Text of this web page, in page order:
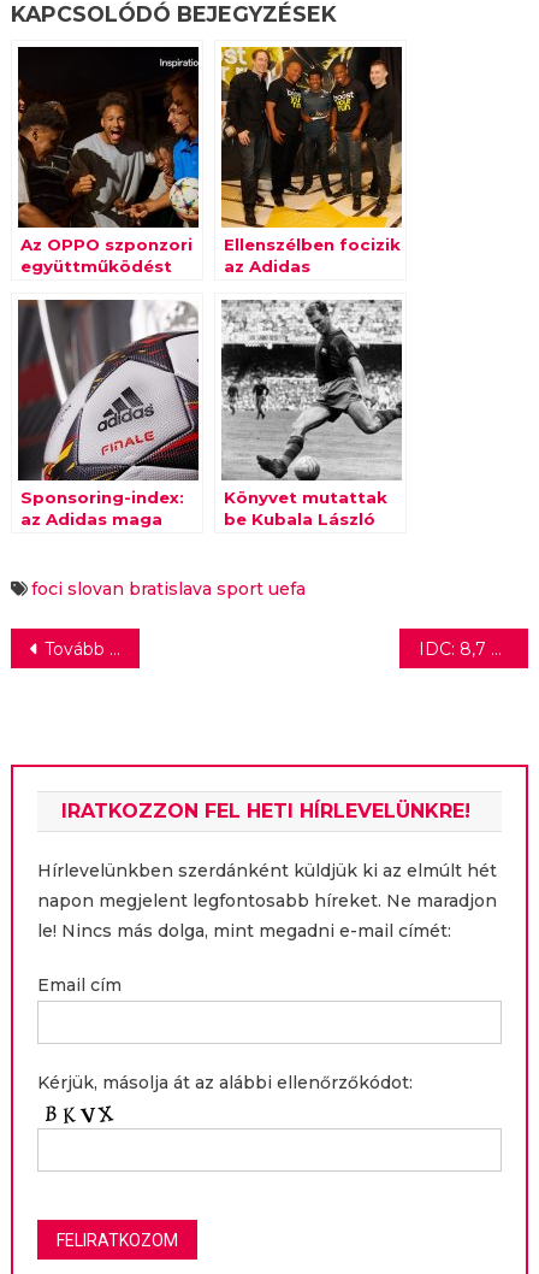
KAPCSOLÓDÓ BEJEGYZÉSEK
Az OPPO szponzori
együttműködést
Európai Labdarúgó-
szövetséggel
Ellenszélben focizik
az Adidas
Sponsoring-index:
az Adidas maga
Könyvet mutattak
be Kubala László
foci slovan bratislava sport uefa
Bejegyzés
Tovább terjeszkedik a MediaMarkt IDC: 8,7 százalékkal esett az okostelefonok kiszállítása globálisan a második negyedévben
IRATKOZZON FEL HETI HÍRLEVELÜNKRE!
Hírlevelünkben szerdánként küldjük ki az elmúlt hét
napon megjelent legfontosabb híreket. Ne maradjon
le! Nincs más dolga, mint megadni e-mail címét:
Email cím
Kérjük, másolja át az alábbi ellenőrzőkódot: